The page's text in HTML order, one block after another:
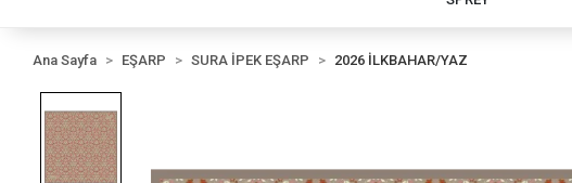
Ana Sayfa EŞARP SURA İPEK EŞARP 2026 İLKBAHAR/YAZ